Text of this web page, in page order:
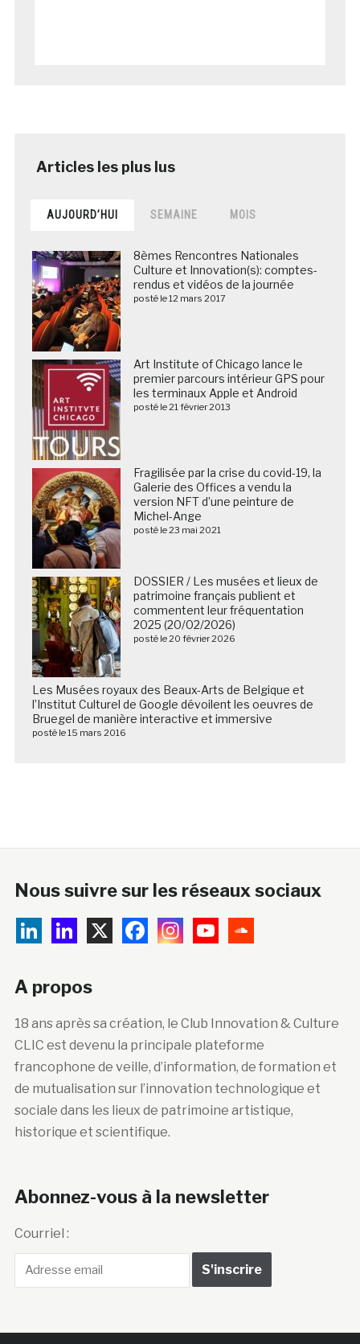
AUJOURD’HUI SEMAINE MOIS
8èmes Rencontres Nationales
Culture et Innovation(s): comptes-
rendus et vidéos de la journée
posté le 12 mars 2017
Art Institute of Chicago lance le
premier parcours intérieur GPS pour
les terminaux Apple et Android
posté le 21 février 2013
Fragilisée par la crise du covid-19, la
Galerie des Offices a vendu la
version NFT d’une peinture de
Michel-Ange
posté le 23 mai 2021
DOSSIER / Les musées et lieux de
patrimoine français publient et
commentent leur fréquentation
2025 (20/02/2026)
posté le 20 février 2026
Les Musées royaux des Beaux-Arts de Belgique et
l’Institut Culturel de Google dévoilent les oeuvres de
Bruegel de manière interactive et immersive
posté le 15 mars 2016
Nous suivre sur les réseaux sociaux
A propos
18 ans après sa création, le Club Innovation & Culture
CLIC est devenu la principale plateforme
francophone de veille, d’information, de formation et
de mutualisation sur l’innovation technologique et
sociale dans les lieux de patrimoine artistique,
historique et scientifique.
Abonnez-vous à la newsletter
Courriel :